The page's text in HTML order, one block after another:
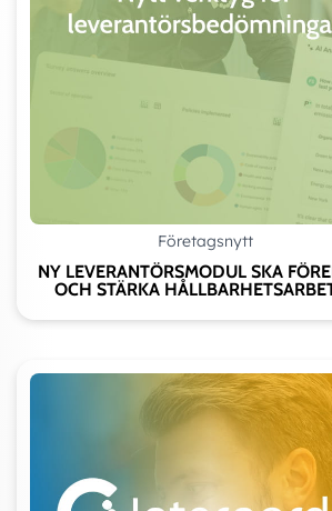
Företagsnytt
NY LEVERANTÖRSMODUL SKA
OCH STÄRKA